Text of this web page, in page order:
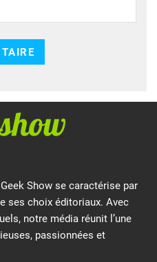
Show se caractérise par
ses choix éditoriaux. Avec
notre média réunit l’une
passionnées et